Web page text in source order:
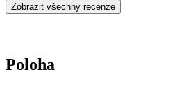
Zobrazit všechny recenze
Poloha